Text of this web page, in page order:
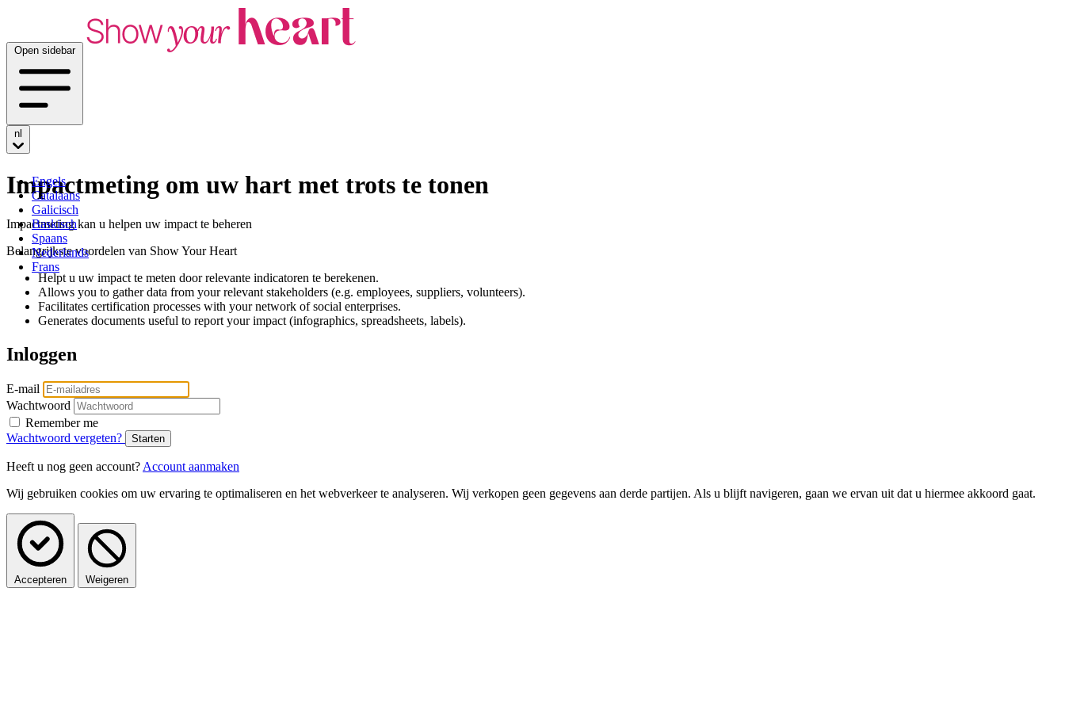
Open sidebar
nl
Engels
Catalaans
Galicisch
Baskisch
Spaans
Nederlands
Frans
Impactmeting om uw hart met trots te tonen
Impactmeting kan u helpen uw impact te beheren
Belangrijkste voordelen van Show Your Heart
Helpt u uw impact te meten door relevante indicatoren te berekenen.
Allows you to gather data from your relevant stakeholders (e.g. employees, suppliers, volunteers).
Facilitates certification processes with your network of social enterprises.
Generates documents useful to report your impact (infographics, spreadsheets, labels).
Inloggen
E-mail
Wachtwoord
Remember me
Wachtwoord vergeten?
Heeft u nog geen account? Account aanmaken
Wij gebruiken cookies om uw ervaring te optimaliseren en het webverkeer te analyseren. Wij verkopen geen gegevens aan derde partijen. Als u blijft navigeren, gaan we ervan uit dat u hiermee akkoord gaat.
Accepteren Weigeren